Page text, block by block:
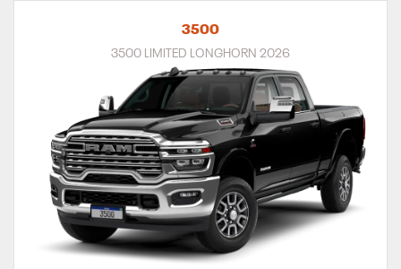
3500
3500 LIMITED LONGHORN 2026